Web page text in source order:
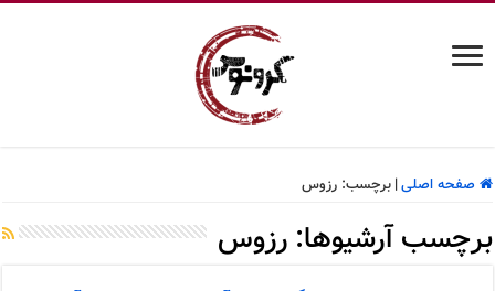
صفحه اصلی| برچسب:رزوس
برچسب آرشیوها:رزوس